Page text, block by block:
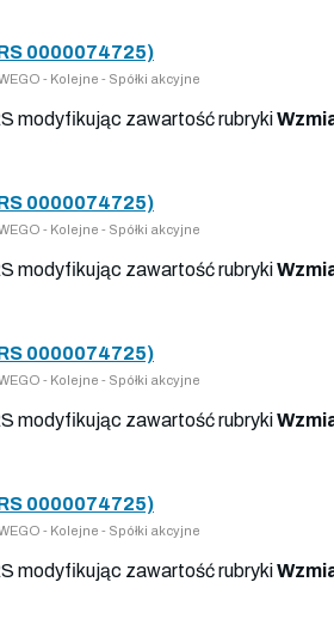
0000074725)
- Kolejne - Spółki akcyjne
modyfikując zawartość rubryki
0000074725)
- Kolejne - Spółki akcyjne
modyfikując zawartość rubryki
0000074725)
- Kolejne - Spółki akcyjne
modyfikując zawartość rubryki
0000074725)
- Kolejne - Spółki akcyjne
modyfikując zawartość rubryki